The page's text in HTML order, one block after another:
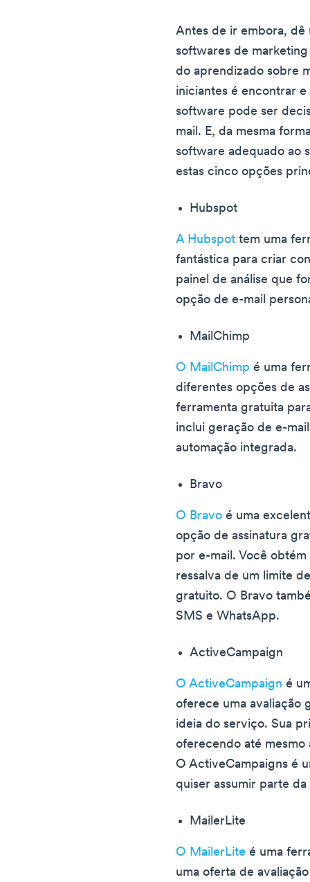
Antes de ir embora, dê
softwares de
do aprendizado sobre
iniciantes é encontrar
software pode ser
mail. E, da mesma
software adequado ao
estas cinco opções
Hubspot
A Hubspot tem uma
fantástica para criar
painel de análise que
opção de e-mail
MailChimp
O MailChimp é uma
diferentes opções de
ferramenta gratuita
inclui geração de e-
automação integrada.
Bravo
O Bravo é uma
opção de assinatura
por e-mail. Você
ressalva de um limite
gratuito. O Bravo
SMS e WhatsApp.
ActiveCampaign
O ActiveCampaign é
oferece uma avaliação
ideia do serviço. Sua
oferecendo até mesmo
O ActiveCampaigns é
quiser assumir parte
MailerLite
O MailerLite é uma
uma oferta de